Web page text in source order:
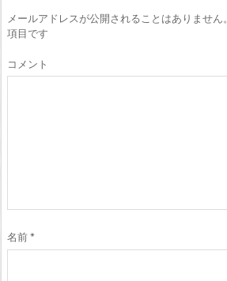
メールアドレスが公開されることはありません。
項目です
コメント
名前*